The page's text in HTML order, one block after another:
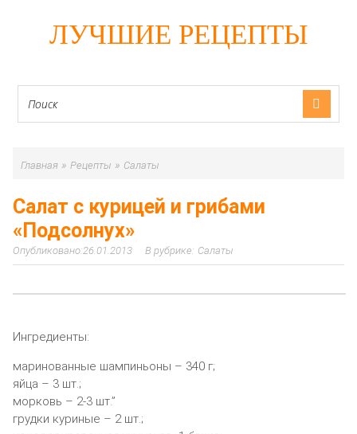
ЛУЧШИЕ РЕЦЕПТЫ
Главная » Рецепты » Салаты
Салат с курицей и грибами
«Подсолнух»
26.01.2013 Салаты
Ингредиенты:
маринованные шампиньоны – 340 г;
яйца – 3 шт.;
морковь – 2-3 шт.”
грудки куриные – 2 шт.;